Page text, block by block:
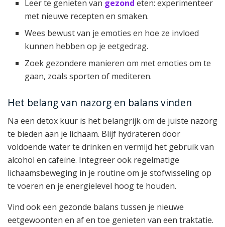
Leer te genieten van gezond eten: experimenteer
met nieuwe recepten en smaken.
Wees bewust van je emoties en hoe ze invloed
kunnen hebben op je eetgedrag.
Zoek gezondere manieren om met emoties om te
gaan, zoals sporten of mediteren.
Het belang van nazorg en balans vinden
Na een detox kuur is het belangrijk om de juiste nazorg
te bieden aan je lichaam. Blijf hydrateren door
voldoende water te drinken en vermijd het gebruik van
alcohol en cafeïne. Integreer ook regelmatige
lichaamsbeweging in je routine om je stofwisseling op
te voeren en je energielevel hoog te houden.
Vind ook een gezonde balans tussen je nieuwe
eetgewoonten en af en toe genieten van een traktatie.